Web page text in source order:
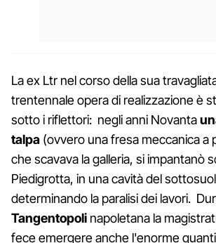
La ex Ltr nel corso della sua
trentennale opera di realizzazione è
sotto i riflettori: negli anni Novanta
talpa (ovvero una fresa meccanica a
che scavava la galleria, si impantanò
Piedigrotta, in una cavità del
determinando la paralisi dei lavori.
Tangentopoli napoletana la
fece emergere anche l'enorme